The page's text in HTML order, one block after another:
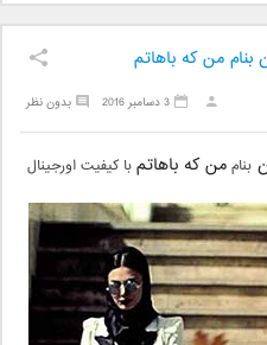
بنام من که باهاتم
بدون نظر 3 دسامبر 2016
بناممن که باهاتمبا کیفیت اورجینال